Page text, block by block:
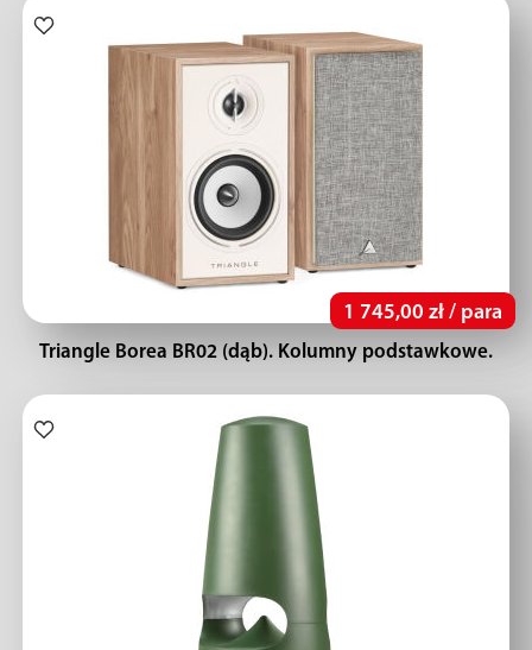
1 745,00 zł / para
Triangle Borea BR02 (dąb). Kolumny podstawkowe.